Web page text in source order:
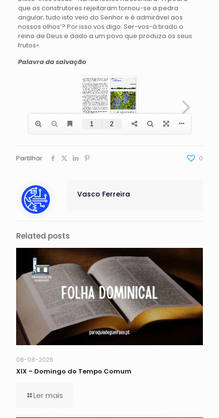
que os construtores rejeitaram tornou-se a pedra
angular; tudo isto veio do Senhor e é admirável aos
nossos olhos’? Por isso vos digo: Ser-vos-á tirado o
reino de Deus e dado a um povo que produza os seus
frutos».
Palavra da salvação
Partilhar 0
Vasco Ferreira
Related posts
08-08-2026
XIX – Domingo do Tempo Comum
Ler mais